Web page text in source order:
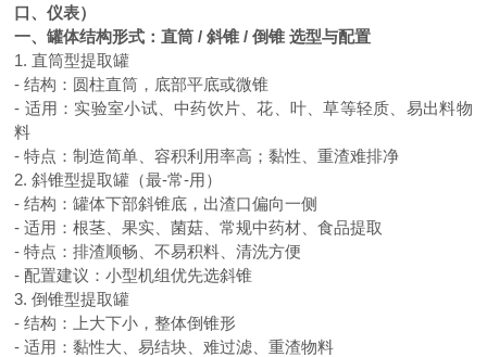
口、仪表）
一、罐体结构形式：直筒 / 斜锥 / 倒锥 选型与配置
1. 直筒型提取罐
- 结构：圆柱直筒，底部平底或微锥
- 适用：实验室小试、中药饮片、花、叶、草等轻质、易出料物
料
- 特点：制造简单、容积利用率高；黏性、重渣难排净
2. 斜锥型提取罐（最-常-用）
- 结构：罐体下部斜锥底，出渣口偏向一侧
- 适用：根茎、果实、菌菇、常规中药材、食品提取
- 特点：排渣顺畅、不易积料、清洗方便
- 配置建议：小型机组优先选斜锥
3. 倒锥型提取罐
- 结构：上大下小，整体倒锥形
- 适用：黏性大、易结块、难过滤、重渣物料